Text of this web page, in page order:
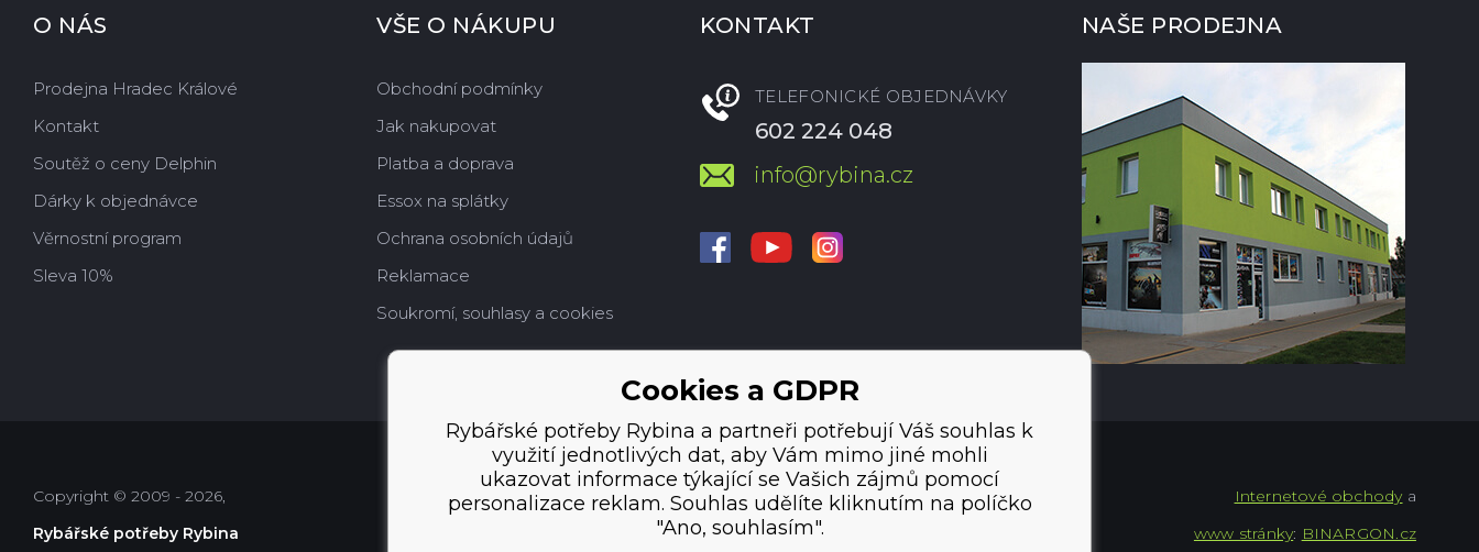
O NÁS
Prodejna Hradec Králové
Kontakt
Soutěž o ceny Delphin
Dárky k objednávce
Věrnostní program
Sleva 10%
VŠE O NÁKUPU
Obchodní podmínky
Jak nakupovat
Platba a doprava
Essox na splátky
Ochrana osobních údajů
Reklamace
Soukromí, souhlasy a cookies
KONTAKT
TELEFONICKÉ OBJEDNÁVKY
602 224 048
info@rybina.cz
NAŠE PRODEJNA
Copyright © 2009 - 2026,
Rybářské potřeby Rybina
Internetové obchodya
www stránky: BINARGON.cz
Cookies a GDPR
Rybářské potřeby Rybina a partneři potřebují Váš souhlas k
využití jednotlivých dat, aby Vám mimo jiné mohli
ukazovat informace týkající se Vašich zájmů pomocí
personalizace reklam. Souhlas udělíte kliknutím na políčko
"Ano, souhlasím".